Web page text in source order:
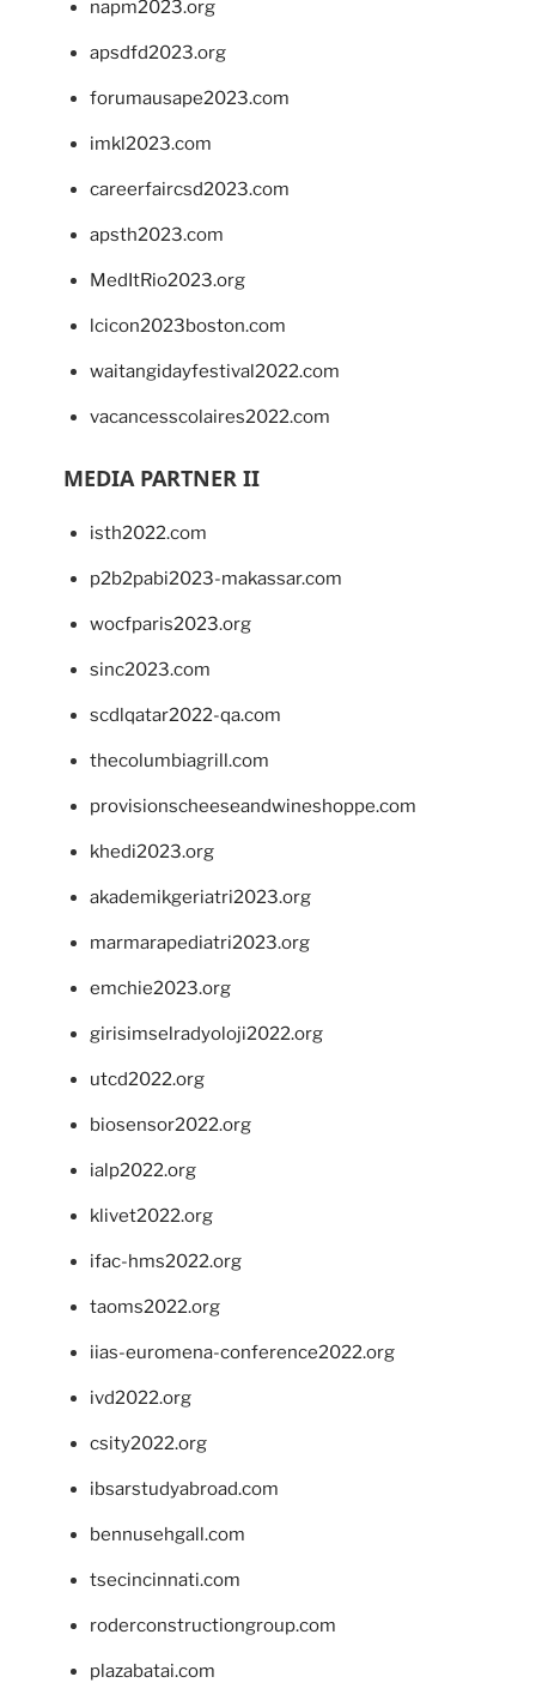
napm2023.org
apsdfd2023.org
forumausape2023.com
imkl2023.com
careerfaircsd2023.com
apsth2023.com
MedItRio2023.org
lcicon2023boston.com
waitangidayfestival2022.com
vacancesscolaires2022.com
MEDIA PARTNER II
isth2022.com
p2b2pabi2023-makassar.com
wocfparis2023.org
sinc2023.com
scdlqatar2022-qa.com
thecolumbiagrill.com
provisionscheeseandwineshoppe.com
khedi2023.org
akademikgeriatri2023.org
marmarapediatri2023.org
emchie2023.org
girisimselradyoloji2022.org
utcd2022.org
biosensor2022.org
ialp2022.org
klivet2022.org
ifac-hms2022.org
taoms2022.org
iias-euromena-conference2022.org
ivd2022.org
csity2022.org
ibsarstudyabroad.com
bennusehgall.com
tsecincinnati.com
roderconstructiongroup.com
plazabatai.com